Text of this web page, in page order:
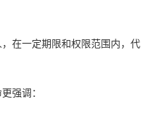
在一定期限和权限范围内，代
强调：